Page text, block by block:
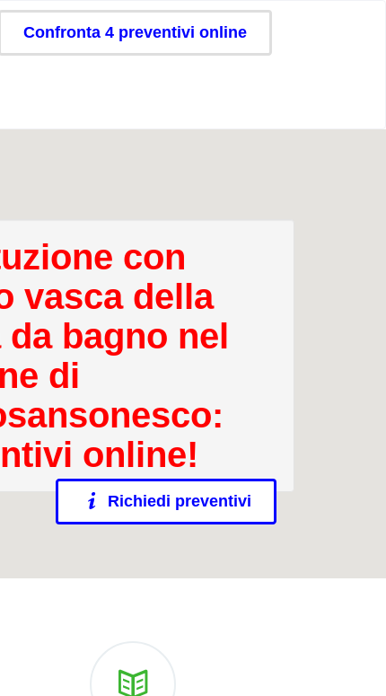
Confronta 4 preventivi online
con
vasca della
da bagno nel
di
online!
Richiedi preventivi